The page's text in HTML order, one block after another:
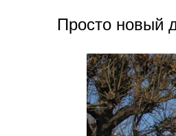
Просто новый